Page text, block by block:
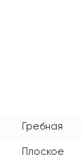
Гребная
Плоское